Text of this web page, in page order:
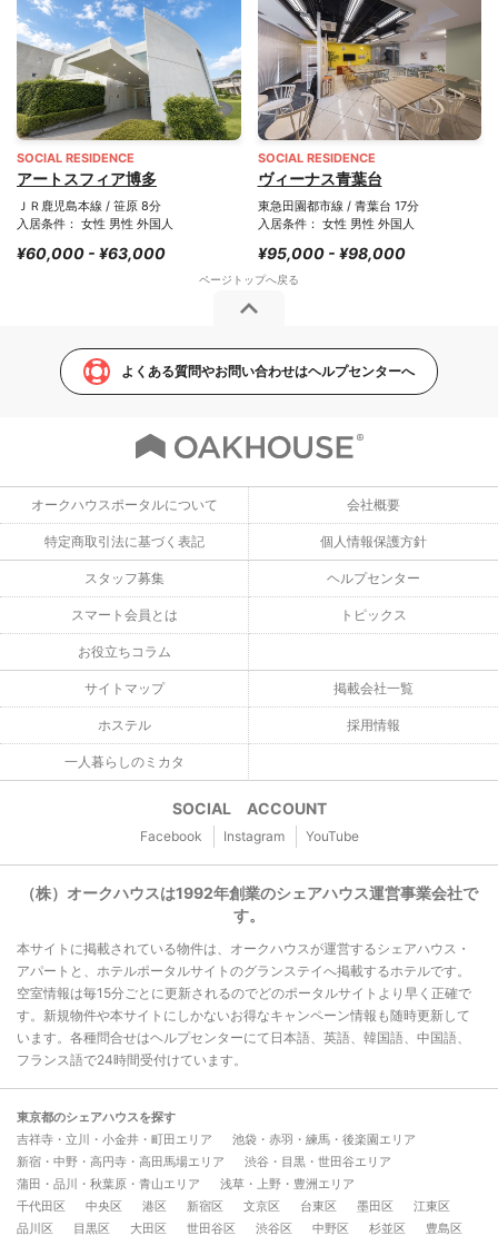
SOCIAL RESIDENCE
アートスフィア博多
ＪＲ鹿児島本線 / 笹原 8分
入居条件： 女性 男性 外国人
¥60,000 - ¥63,000
SOCIAL RESIDENCE
ヴィーナス青葉台
東急田園都市線 / 青葉台 17分
入居条件： 女性 男性 外国人
¥95,000 - ¥98,000
よくある質問やお問い合わせはヘルプセンターへ
オークハウスポータルについて 会社概要
特定商取引法に基づく表記 個人情報保護方針
スタッフ募集 ヘルプセンター
スマート会員とは トピックス
お役立ちコラム
サイトマップ 掲載会社一覧
ホステル 採用情報
一人暮らしのミカタ
SOCIAL ACCOUNT
Facebook Instagram YouTube
（株）オークハウスは1992年創業のシェアハウス運営事業会社で
す。
本サイトに掲載されている物件は、オークハウスが運営するシェアハウス・
アパートと、ホテルポータルサイトのグランステイへ掲載するホテルです。
空室情報は毎15分ごとに更新されるのでどのポータルサイトより早く正確で
す。新規物件や本サイトにしかないお得なキャンペーン情報も随時更新して
います。各種問合せはヘルプセンターにて日本語、英語、韓国語、中国語、
フランス語で24時間受付けています。
東京都のシェアハウスを探す
吉祥寺・立川・小金井・町田エリア
池袋・赤羽・練馬・後楽園エリア
新宿・中野・高円寺・高田馬場エリア
渋谷・目黒・世田谷エリア
蒲田・品川・秋葉原・青山エリア
浅草・上野・豊洲エリア
千代田区
中央区 港区 新宿区 文京区 台東区 墨田区
江東区
品川区
目黒区 大田区 世田谷区 渋谷区 中野区 杉並区
豊島区